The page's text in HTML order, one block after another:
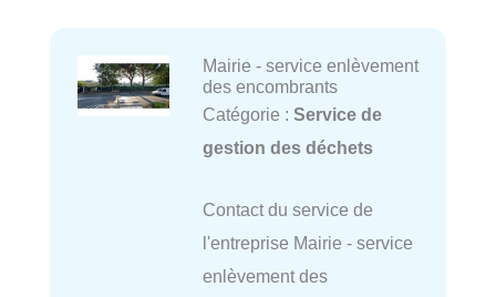
Mairie - service enlèvement
des encombrants
Catégorie : Service de
gestion des déchets
Contact du service de
l'entreprise Mairie - service
enlèvement des